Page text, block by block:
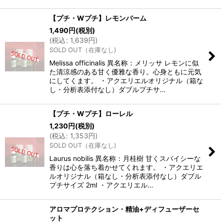
【プチ・Wプチ】レモンバーム
1,490円(税別)
(税込: 1,639円)
SOLD OUT（在庫なし)
Melissa officinalis 異名称：メリッサ レモンに似
た清涼感のある甘く優雅な香り。心身ともに元気
にしてくます。 ・アクエリエルオリジナル（箱な
し・分析表添付なし）ダブルプチサ…
【プチ・Wプチ】ローレル
1,230円(税別)
(税込: 1,353円)
SOLD OUT（在庫なし)
Laurus nobilis 異名称：月桂樹 甘くスパイシーな
香りは心を落ち着かせてくれます。 ・アクエリエ
ルオリジナル（箱なし・分析表添付なし）ダブル
プチサイズ 2ml ・アクエリエル…
アロマプロテクション・精油+ディフューザーセ
ット